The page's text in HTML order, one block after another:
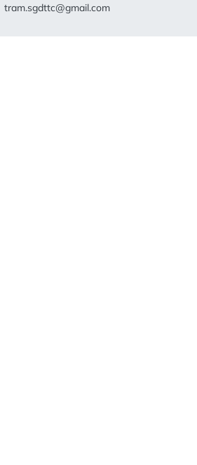
tram.sgdttc@gmail.com